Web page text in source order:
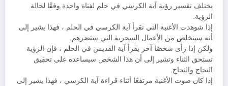
يختلف تفسير رؤية آية الكرسي في حلم لفتاة واحدة وفقًا لحالة
الرؤية.
إذا شوهدت الأغنية التي تقرأ آية الكرسي في الحلم ، فهذا يشير إلى
أنه سيتخلص من الأعمال السحرية التي ستضرهم.
ولكن إذا رأى شخصًا آخر يقرأ آية القديس في الحلم ، فإن الرؤية
تستحق الثناء وتشير إلى أن هذا الشخص سيساعده على تحقيق
النجاح والنجاح.
إذا كان صوت الأغنية مرتفعًا أثناء قراءة آية الكرسي ، فهذا يشير إلى